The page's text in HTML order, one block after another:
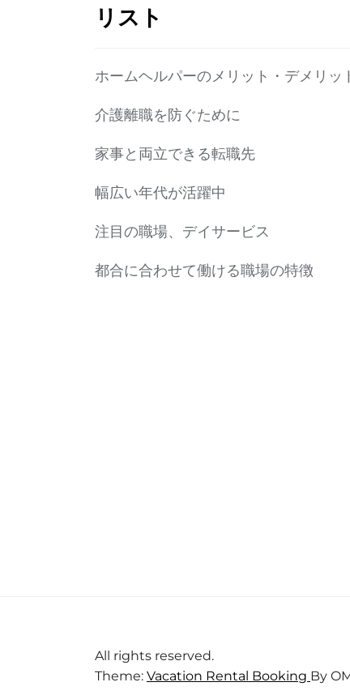
リスト
ホームヘルパーのメリット・デメリッ
介護離職を防ぐために
家事と両立できる転職先
幅広い年代が活躍中
注目の職場、デイサービス
都合に合わせて働ける職場の特徴
All rights reserved.
Theme: Vacation Rental Booking By